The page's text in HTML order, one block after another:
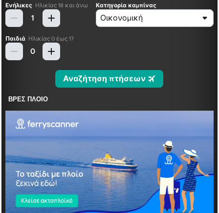
ΒΡΕΣ ΠΛΟΙΟ